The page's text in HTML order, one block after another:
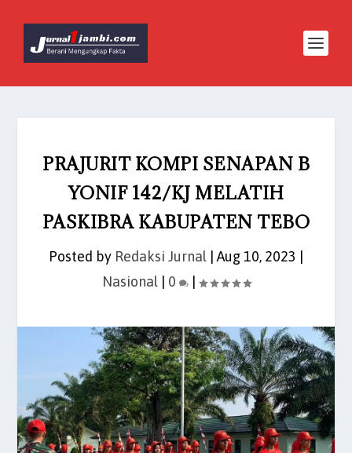
PRAJURIT KOMPI SENAPAN B
YONIF 142/KJ MELATIH
PASKIBRA KABUPATEN TEBO
Posted by Redaksi Jurnal Aug 10, 2023
Nasional| 0 |